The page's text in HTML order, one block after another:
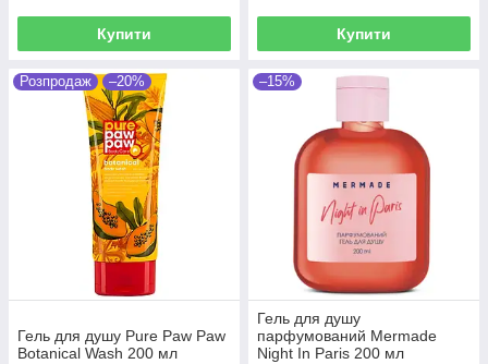
Купити Купити
Розпродаж –20%
Гель для душу Pure Paw Paw
Botanical Wash 200 мл
–15%
Гель для душу
парфумований Mermade
Night In Paris 200 мл